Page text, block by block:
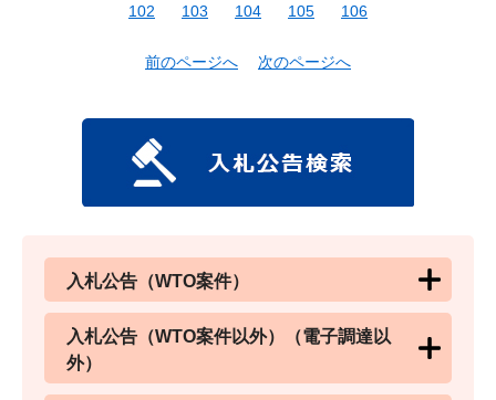
102
103 104 105 106
前のページへ 次のページへ
入札公告（WTO案件）
入札公告（WTO案件以外）（電子調達以
外）